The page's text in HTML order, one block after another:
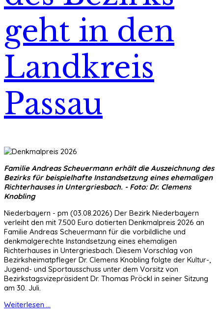
geht in den
Landkreis
Passau
Familie Andreas Scheuermann erhält die Auszeichnung des
Bezirks für beispielhafte Instandsetzung eines ehemaligen
Richterhauses in Untergriesbach. - Foto: Dr. Clemens
Knobling
Niederbayern - pm (03.08.2026) Der Bezirk Niederbayern
verleiht den mit 7.500 Euro dotierten Denkmalpreis 2026 an
Familie Andreas Scheuermann für die vorbildliche und
denkmalgerechte Instandsetzung eines ehemaligen
Richterhauses in Untergriesbach. Diesem Vorschlag von
Bezirksheimatpfleger Dr. Clemens Knobling folgte der Kultur-,
Jugend- und Sportausschuss unter dem Vorsitz von
Bezirkstagsvizepräsident Dr. Thomas Pröckl in seiner Sitzung
am 30. Juli.
Weiterlesen ...